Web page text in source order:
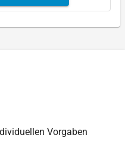
Vorgaben